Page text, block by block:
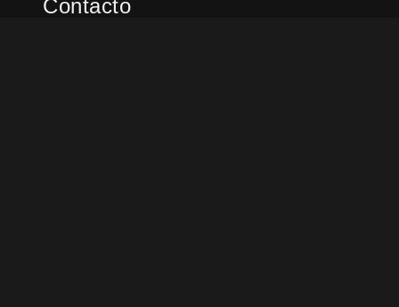
Contacto